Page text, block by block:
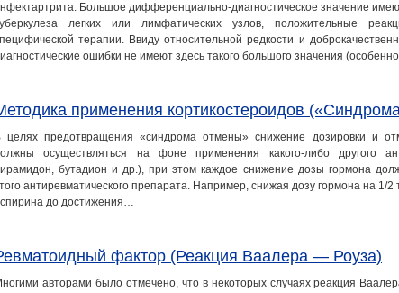
Большое дифференциально-диагностическое значение
легких или лимфатических узлов, положительные
терапии. Ввиду относительной редкости и
ошибки не имеют здесь такого большого значения
применения кортикостероидов
целях предотвращения «синдрома отмены» снижение дозировки и
осуществляться на фоне применения какого-либо другого
бутадион и др.), при этом каждое снижение дозы гормона
антиревматического препарата. Например, снижая дозу гормона на 1/
до достижения…
фактор (Реакция Ваалера — Роуза)
авторами было отмечено, что в некоторых случаях реакция